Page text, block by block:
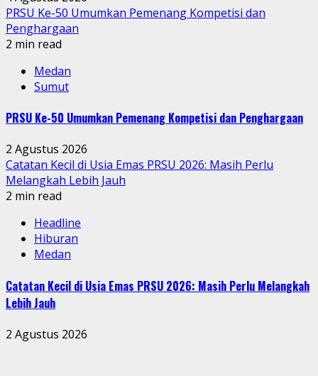
PRSU Ke-50 Umumkan Pemenang Kompetisi dan
Penghargaan
2 min read
Medan
Sumut
PRSU Ke-50 Umumkan Pemenang Kompetisi dan Penghargaan
2 Agustus 2026
Catatan Kecil di Usia Emas PRSU 2026: Masih Perlu
Melangkah Lebih Jauh
2 min read
Headline
Hiburan
Medan
Catatan Kecil di Usia Emas PRSU 2026: Masih Perlu Melangkah
Lebih Jauh
2 Agustus 2026